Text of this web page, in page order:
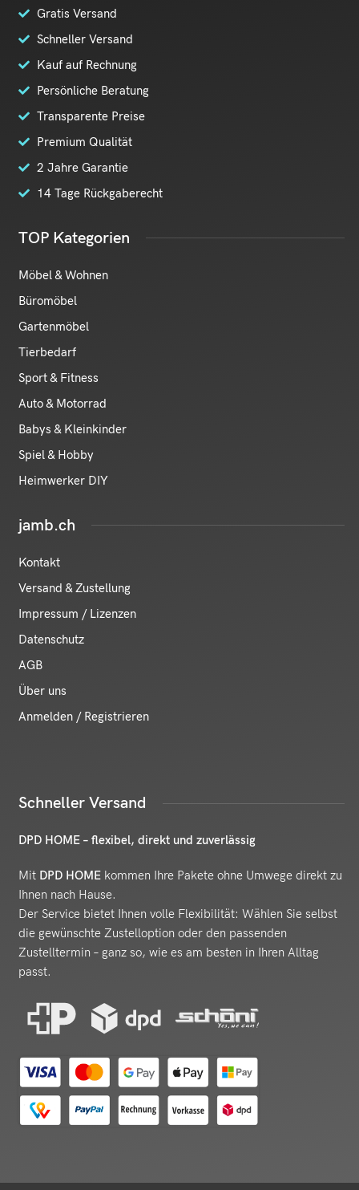
Gratis Versand
Schneller Versand
Kauf auf Rechnung
Persönliche Beratung
Transparente Preise
Premium Qualität
2 Jahre Garantie
14 Tage Rückgaberecht
TOP Kategorien
Möbel & Wohnen
Büromöbel
Gartenmöbel
Tierbedarf
Sport & Fitness
Auto & Motorrad
Babys & Kleinkinder
Spiel & Hobby
Heimwerker DIY
jamb.ch
Kontakt
Versand & Zustellung
Impressum / Lizenzen
Datenschutz
AGB
Über uns
Anmelden / Registrieren
Schneller Versand
DPD HOME – flexibel, direkt und zuverlässig
Mit DPD HOME kommen Ihre Pakete ohne Umwege direkt zu
Ihnen nach Hause.
Der Service bietet Ihnen volle Flexibilität: Wählen Sie selbst
die gewünschte Zustelloption oder den passenden
Zustelltermin – ganz so, wie es am besten in Ihren Alltag
passt.